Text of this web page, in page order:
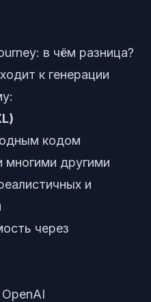
в чём разница?
к генерации
кодом
многими другими
и
через